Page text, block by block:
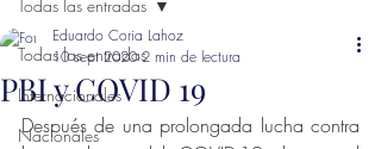
Todas las entradas
Internacionales
Nacionales
Todas las entradas
PBI y COVID 19
Eduardo Coria Lahoz
10 sept 2020 2 min de lectura
Después de una prolongada lucha contra